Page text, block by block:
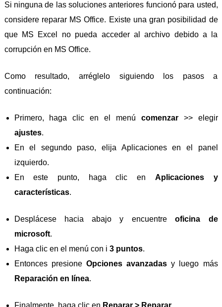
Si ninguna de las soluciones anteriores funcionó para usted,
considere reparar MS Office. Existe una gran posibilidad de
que MS Excel no pueda acceder al archivo debido a la
corrupción en MS Office.
Como resultado, arréglelo siguiendo los pasos a
continuación:
Primero, haga clic en el menú comenzar>> elegir
ajustes.
En el segundo paso, elija Aplicaciones en el panel
izquierdo.
En este punto, haga clic en Aplicaciones y
características.
Desplácese hacia abajo y encuentreoficina de
microsoft.
Haga clic en el menú con i 3 puntos.
Entonces presione Opciones avanzadas y luego más
Reparación en línea.